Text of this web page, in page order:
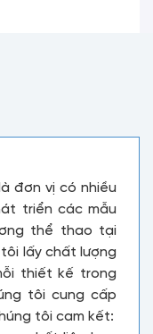
đơn vị có nhiều
triển các mẫu
thể thao tại
lấy chất lượng
thiết kế trong
tôi cung cấp
tôi cam kết: